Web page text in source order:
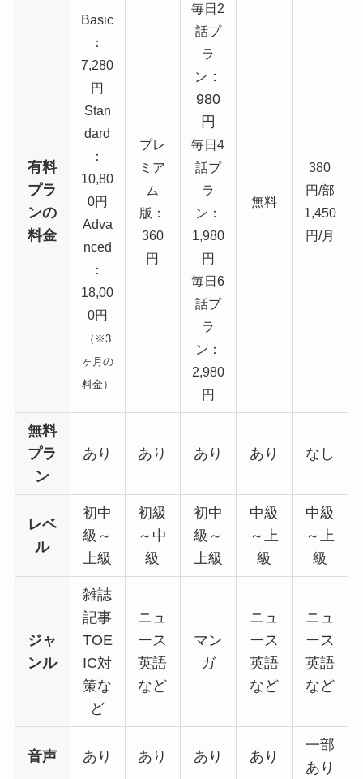
有料
プラ
ンの
料金
Basic
：
7,280
円
Stan
dard
：
10,80
0円
Adva
nced
：
18,00
0円
（※3
ヶ月の
料金）
プレ
ミア
ム
版：
360
円
毎日2
話プ
ラ
ン ：
980
円
毎日4
話プ
ラ
ン：
1,980
円
毎日6
話プ
ラ
ン：
2,980
円
無料
380
円/部
1,450
円/月
無料
プラ
ン
あり あり あり あり なし
レベ
ル
初中
級～
上級
初級
～中
級
初中
級～
上級
中級
～上
級
中級
～上
級
ジャ
ンル
雑誌
記事
TOE
IC対
策な
ど
ニュ
ース
英語
など
マン
ガ
ニュ
ース
英語
など
ニュ
ース
英語
など
音声 あり あり あり あり
一部
あり